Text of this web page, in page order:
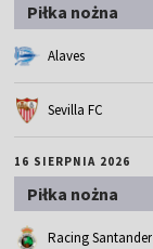
Piłka nożna
Alaves
Sevilla FC
16 SIERPNIA 2026
Piłka nożna
Racing Santander